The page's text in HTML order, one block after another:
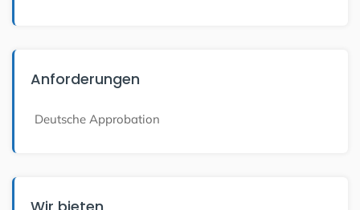
Anforderungen
Deutsche Approbation